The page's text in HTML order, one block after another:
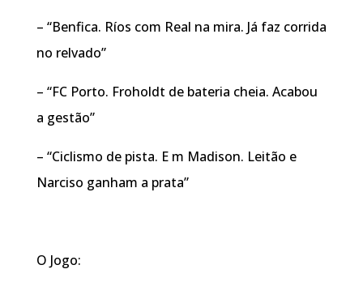
– “Benfica. Ríos com Real na mira. Já faz corrida
no relvado”
– “FC Porto. Froholdt de bateria cheia. Acabou
a gestão”
– “Ciclismo de pista. E m Madison. Leitão e
Narciso ganham a prata”
O Jogo: